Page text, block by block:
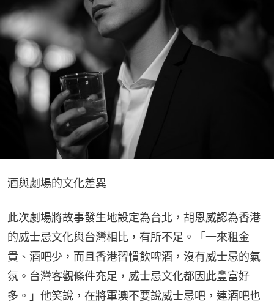
酒與劇場的文化差異
此次劇場將故事發生地設定為台北，胡恩威認為香港
的威士忌文化與台灣相比，有所不足。「一來租金
貴、酒吧少，而且香港習慣飲啤酒，沒有威士忌的氣
氛。台灣客觀條件充足，威士忌文化都因此豐富好
多。」他笑說，在將軍澳不要說威士忌吧，連酒吧也